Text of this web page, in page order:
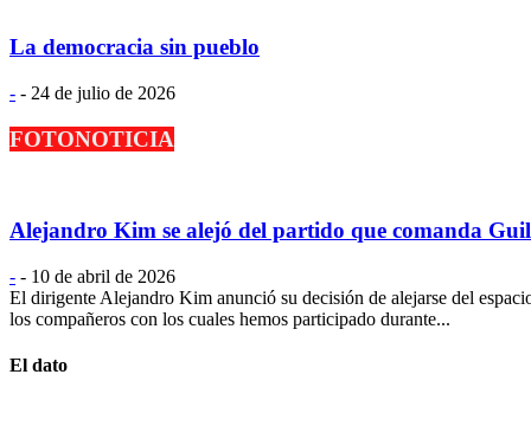
La democracia sin pueblo
- - 24 de julio de 2026
FOTONOTICIA
Alejandro Kim se alejó del partido que comanda
- - 10 de abril de 2026
El dirigente Alejandro Kim anunció su decisión de alejarse del
los compañeros con los cuales hemos participado durante...
El dato